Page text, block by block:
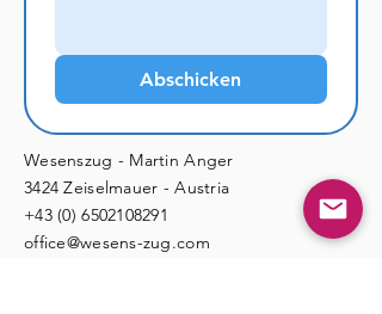
Abschicken
Wesenszug - Martin Anger
3424 Zeiselmauer - Austria
+43 (0) 6502108291
office@wesens-zug.com